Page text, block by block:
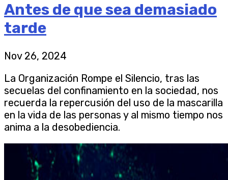
Antes de que sea demasiado
tarde
Nov 26, 2024
La Organización Rompe el Silencio, tras las
secuelas del confinamiento en la sociedad, nos
recuerda la repercusión del uso de la mascarilla
en la vida de las personas y al mismo tiempo nos
anima a la desobediencia.